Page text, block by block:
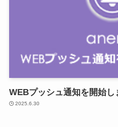
WEBプッシュ通知を開始し
2025.6.30